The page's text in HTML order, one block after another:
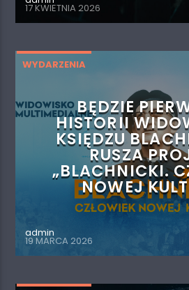
17 KWIETNIA 2026
WYDARZENIA
BĘDZIE
HISTORII
KSIĘDZU
RUSZA
„BLACHNICKI.
NOWEJ
admin
19 MARCA 2026